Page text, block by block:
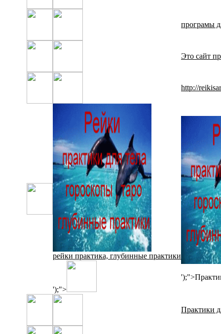
програмы
Это сайт
http://
рейки практика, глубинные практики
');">
Практики